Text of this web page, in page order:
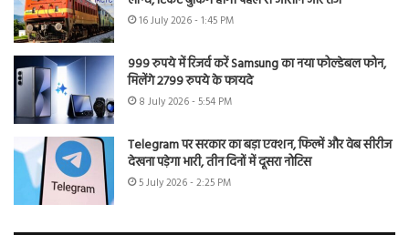
16 July 2026 - 1:45 PM
999 रुपये में रिजर्व करें Samsung का नया फोल्डेबल फोन,
मिलेंगे 2799 रुपये के फायदे
8 July 2026 - 5:54 PM
Telegram पर सरकार का बड़ा एक्शन, फिल्में और वेब सीरीज
देखना पड़ेगा भारी, तीन दिनों में दूसरा नोटिस
5 July 2026 - 2:25 PM